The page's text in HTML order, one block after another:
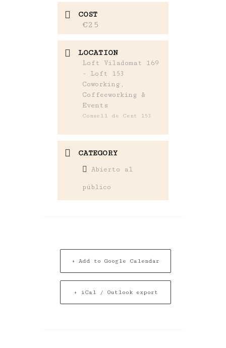
COST
€25
LOCATION
Loft Viladomat 169
- Loft 153
Coworking,
Coffeeworking &
Events
Consell de Cent 153
CATEGORY
Abierto al
público
+ Add to Google Calendar
+ iCal / Outlook export